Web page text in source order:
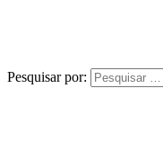
Pesquisar por: